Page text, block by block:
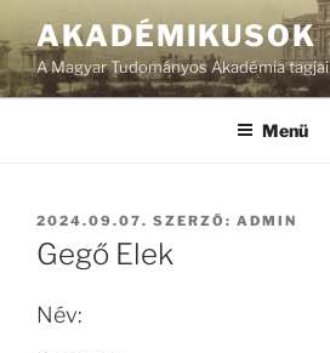
AKADÉMIKUSOK
A Magyar Tudományos Akadémia tagjai
Menü
BEKÜLDVE:
2024.09.07. SZERZŐ: ADMIN
Gegő Elek
Név: